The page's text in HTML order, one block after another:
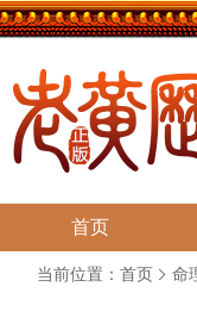
首页
当前位置： 首页 命